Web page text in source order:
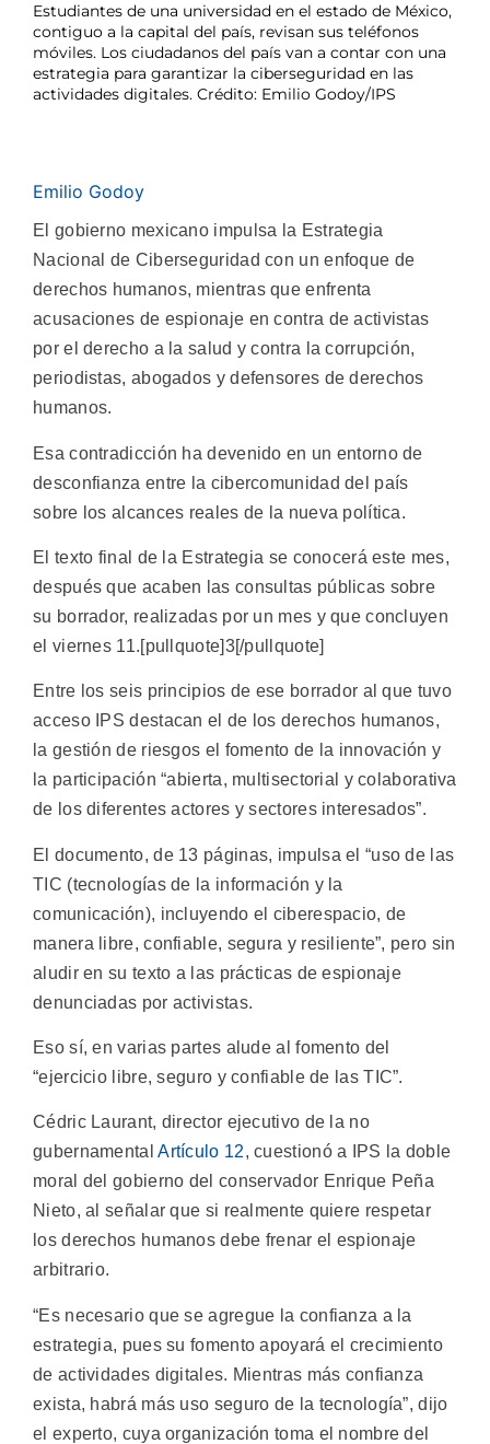
Estudiantes de una universidad en el estado de México,
contiguo a la capital del país, revisan sus teléfonos
móviles. Los ciudadanos del país van a contar con una
estrategia para garantizar la ciberseguridad en las
actividades digitales. Crédito: Emilio Godoy/IPS
Emilio Godoy
El gobierno mexicano impulsa la Estrategia
Nacional de Ciberseguridad con un enfoque de
derechos humanos, mientras que enfrenta
acusaciones de espionaje en contra de activistas
por el derecho a la salud y contra la corrupción,
periodistas, abogados y defensores de derechos
humanos.
Esa contradicción ha devenido en un entorno de
desconfianza entre la cibercomunidad del país
sobre los alcances reales de la nueva política.
El texto final de la Estrategia se conocerá este mes,
después que acaben las consultas públicas sobre
su borrador, realizadas por un mes y que concluyen
el viernes 11.[pullquote]3[/pullquote]
Entre los seis principios de ese borrador al que tuvo
acceso IPS destacan el de los derechos humanos,
la gestión de riesgos el fomento de la innovación y
la participación “abierta, multisectorial y colaborativa
de los diferentes actores y sectores interesados”.
El documento, de 13 páginas, impulsa el “uso de las
TIC (tecnologías de la información y la
comunicación), incluyendo el ciberespacio, de
manera libre, confiable, segura y resiliente”, pero sin
aludir en su texto a las prácticas de espionaje
denunciadas por activistas.
Eso sí, en varias partes alude al fomento del
“ejercicio libre, seguro y confiable de las TIC”.
Cédric Laurant, director ejecutivo de la no
gubernamentalArtículo 12, cuestionó a IPS la doble
moral del gobierno del conservador Enrique Peña
Nieto, al señalar que si realmente quiere respetar
los derechos humanos debe frenar el espionaje
arbitrario.
“Es necesario que se agregue la confianza a la
estrategia, pues su fomento apoyará el crecimiento
de actividades digitales. Mientras más confianza
exista, habrá más uso seguro de la tecnología”, dijo
el experto, cuya organización toma el nombre del